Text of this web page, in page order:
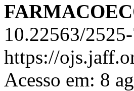
10.22563/
https://
Acesso em: 8